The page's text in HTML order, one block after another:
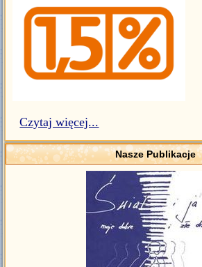
Czytaj więcej...
Nasze Publikacje